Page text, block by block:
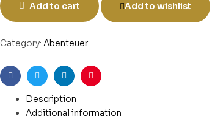
Add to cart Add to wishlist
Category: Abenteuer
FacebookTwitterLinkedinPinterest
Description
Additional information